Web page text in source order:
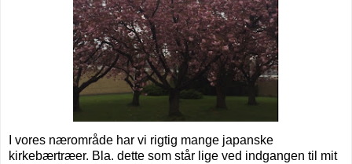
I vores nærområde har vi rigtig mange japanske
kirkebærtræer. Bla. dette som står lige ved indgangen til mit